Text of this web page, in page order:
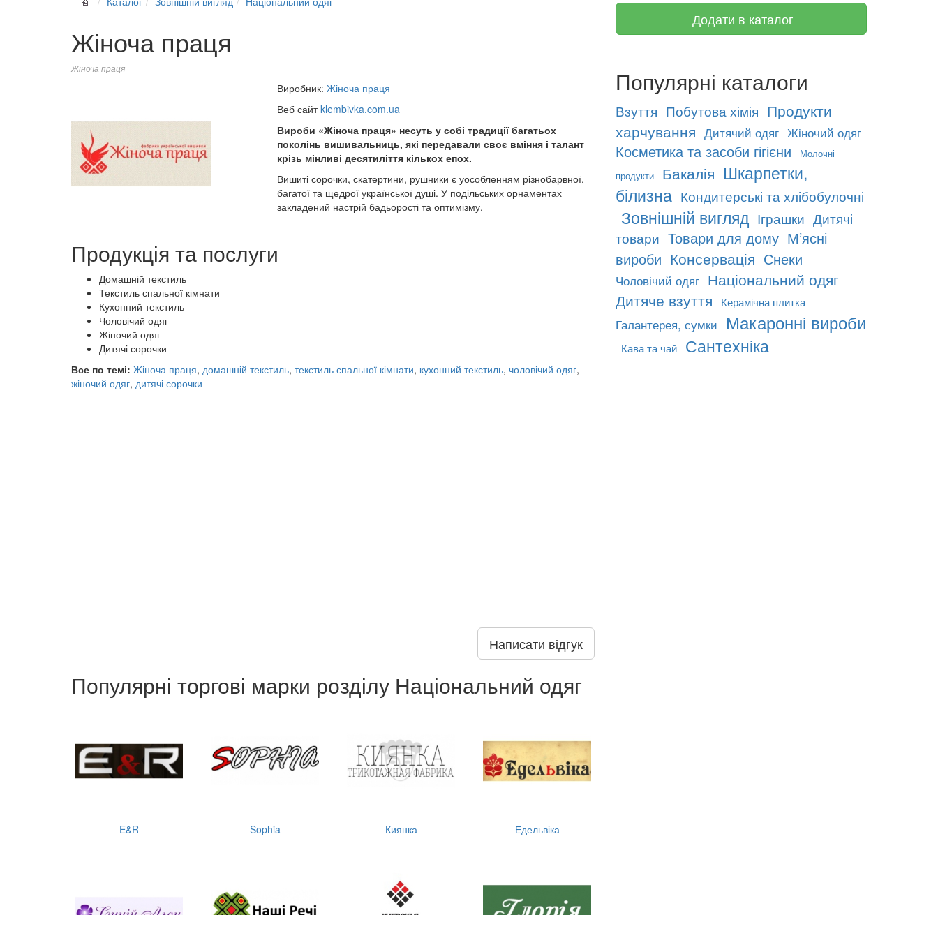
Жіноча праця
Жіноча праця
Виробник: Жіноча праця
Веб сайтklembivka.com.ua
Вироби «Жіноча праця» несуть у собі традиції багатьох
поколінь вишивальниць, які передавали своє вміння і талант
крізь мінливі десятиліття кількох епох.
Вишиті сорочки, скатертини, рушники є уособленням різнобарвної,
багатої та щедрої української душі. У подільських орнаментах
закладений настрій бадьорості та оптимізму.
Продукція та послуги
Домашній текстиль
Текстиль спальної кімнати
Кухонний текстиль
Чоловічий одяг
Жіночий одяг
Дитячі сорочки
Все по темі: Жіноча праця, домашній текстиль, текстиль спальної кімнати, кухонний текстиль, чоловічий одяг,
жіночий одяг, дитячі сорочки
Написати відгук
Популярні торгові марки розділу Національний одяг
E&R Sophia Киянка Едельвіка
Додати в каталог
Популярні каталоги
Взуття Побутова хімія Продукти
харчування Дитячий одяг Жіночий одяг
Косметика та засоби гігієни
Молочні
продукти
Бакалія Шкарпетки,
білизна Кондитерські та хлібобулочні
Зовнішній вигляд Іграшки Дитячі
товари Товари для дому М’ясні
вироби Консервація Снеки
Чоловічий одяг Національний одяг
Дитяче взуття
Керамічна плитка
Галантерея, сумки Макаронні вироби
Кава та чай Сантехніка